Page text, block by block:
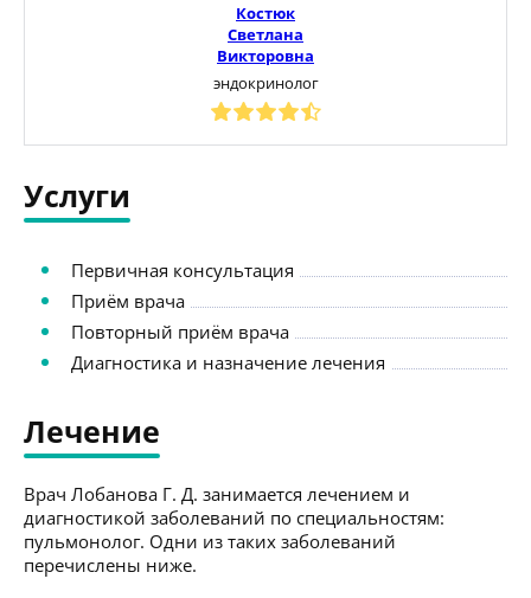
Костюк
Светлана
Викторовна
эндокринолог
Услуги
Первичная консультация
Приём врача
Повторный приём врача
Диагностика и назначение лечения
Лечение
Врач Лобанова Г. Д. занимается лечением и
диагностикой заболеваний по специальностям:
пульмонолог. Одни из таких заболеваний
перечислены ниже.